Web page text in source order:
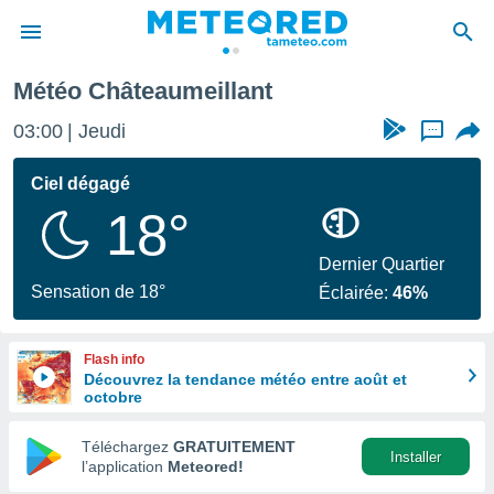
de
en
Météo Châteaumeillant
03:00 Jeudi ...
Ciel dégagé
18°
Sensation de 18°
Dernier Quartier
Éclairée:46%
Flash info
Découvrez la tendance météo entre août et
octobre
Téléchargez GRATUITEMENT
l’application Meteored!
Installer